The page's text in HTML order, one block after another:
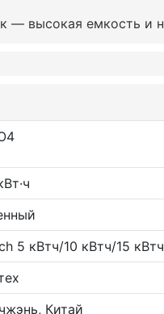
5 кВтч/10 кВтч/15 кВтч
Китай